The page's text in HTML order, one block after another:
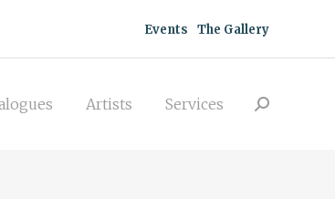
Events The Gallery
Artists Services Search:
Artists
Search: